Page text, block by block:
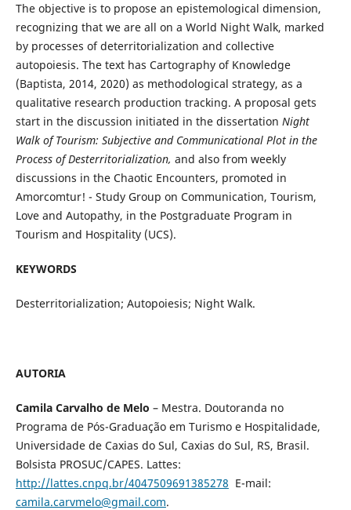
The objective is to propose an epistemological dimension,
recognizing that we are all on a World Night Walk, marked
by processes of deterritorialization and collective
autopoiesis. The text has Cartography of Knowledge
(Baptista, 2014, 2020) as methodological strategy, as a
qualitative research production tracking. A proposal gets
start in the discussion initiated in the dissertation Night
Walk of Tourism: Subjective and Communicational Plot in the
Process of Desterritorialization, and also from weekly
discussions in the Chaotic Encounters, promoted in
Amorcomtur! - Study Group on Communication, Tourism,
Love and Autopathy, in the Postgraduate Program in
Tourism and Hospitality (UCS).
KEYWORDS
Desterritorialization; Autopoiesis; Night Walk.
AUTORIA
Camila Carvalho de Melo – Mestra. Doutoranda no
Programa de Pós-Graduação em Turismo e Hospitalidade,
Universidade de Caxias do Sul, Caxias do Sul, RS, Brasil.
Bolsista PROSUC/CAPES. Lattes:
http://lattes.cnpq.br/4047509691385278 E-mail:
camila.carvmelo@gmail.com.